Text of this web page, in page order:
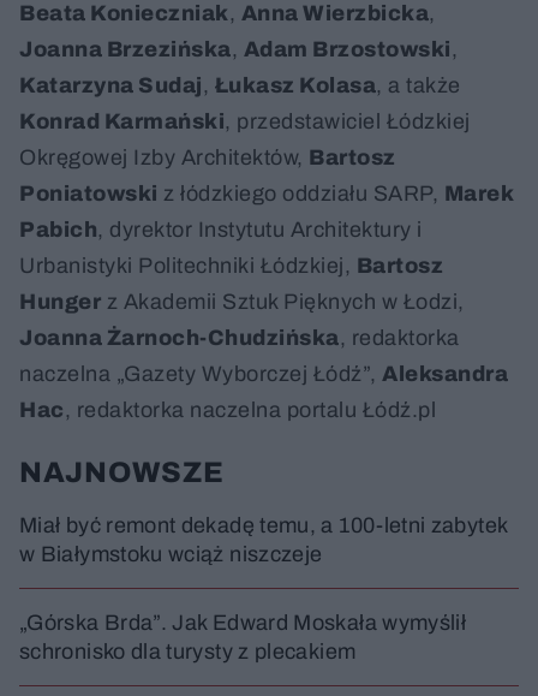
Beata Konieczniak, Anna Wierzbicka,
Joanna Brzezińska, Adam Brzostowski ,
Katarzyna Sudaj , Łukasz Kolasa, a także
Konrad Karmański, przedstawiciel Łódzkiej
Okręgowej Izby Architektów, Bartosz
Poniatowski z łódzkiego oddziału SARP, Marek
Pabich, dyrektor Instytutu Architektury i
Urbanistyki Politechniki Łódzkiej, Bartosz
Hunger z Akademii Sztuk Pięknych w Łodzi,
Joanna Żarnoch-Chudzińska, redaktorka
naczelna „Gazety Wyborczej Łódź”, Aleksandra
Hac , redaktorka naczelna portalu Łódź.pl
NAJNOWSZE
Miał być remont dekadę temu, a 100-letni zabytek
w Białymstoku wciąż niszczeje
„Górska Brda”. Jak Edward Moskała wymyślił
schronisko dla turysty z plecakiem